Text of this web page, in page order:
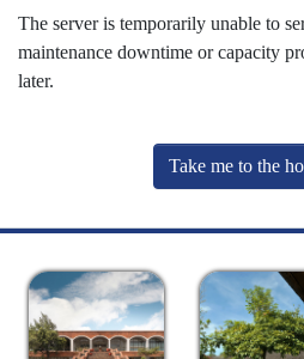
The server is temporarily unable to
maintenance downtime or capacity
later.
Take me to the